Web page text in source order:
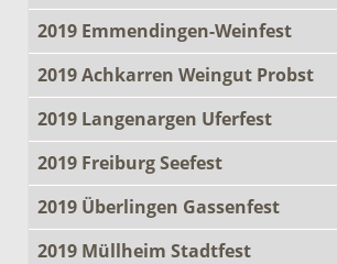
2019 Emmendingen-Weinfest
2019 Achkarren Weingut Probst
2019 Langenargen Uferfest
2019 Freiburg Seefest
2019 Überlingen Gassenfest
2019 Müllheim Stadtfest